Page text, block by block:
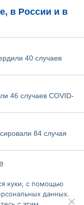
в России и в
40 случаев
46 случаев COVID-
84 случая
куки, с помощью
данных.